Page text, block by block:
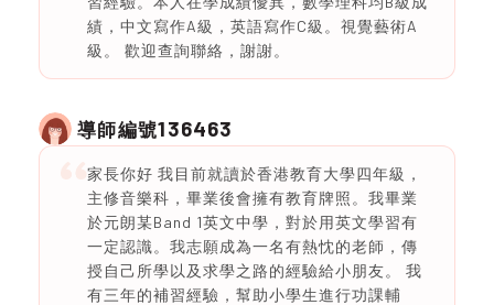
績，中文寫作A級，英語寫作C級。視覺藝術A
級。 歡迎查詢聯絡，謝謝。
導師編號136463
家長你好 我目前就讀於香港教育大學四年級，
主修音樂科，畢業後會擁有教育牌照。我畢業
於元朗某Band 1英文中學，對於用英文學習有
一定認識。我志願成為一名有熱忱的老師，傳
授自己所學以及求學之路的經驗給小朋友。 我
有三年的補習經驗，幫助小學生進行功課輔